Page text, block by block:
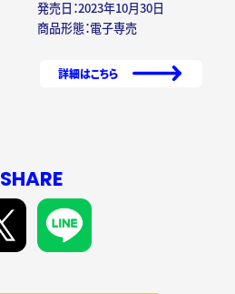
発売日：2023年10月30日
商品形態：電子専売
詳細はこちら
SHARE